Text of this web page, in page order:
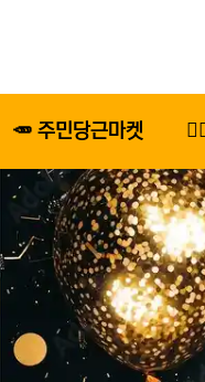
🥕 주민당근마켓